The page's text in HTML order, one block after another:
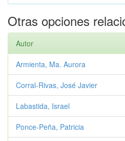
Otras opciones
Autor
Armienta, Ma. Aurora
Corral-Rivas, José Javier
Labastida, Israel
Ponce-Peña, Patricia